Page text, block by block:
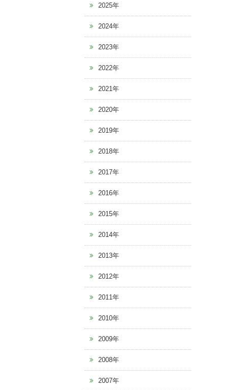
2025年
2024年
2023年
2022年
2021年
2020年
2019年
2018年
2017年
2016年
2015年
2014年
2013年
2012年
2011年
2010年
2009年
2008年
2007年